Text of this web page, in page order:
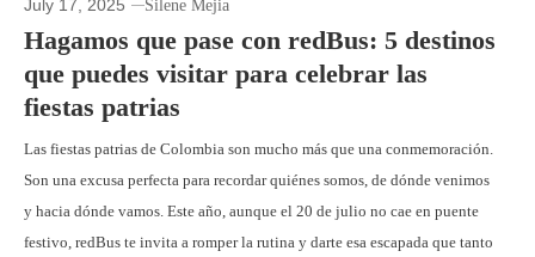
July 17, 2025 Silene Mejia
Hagamos que pase con redBus: 5 destinos
que puedes visitar para celebrar las
fiestas patrias
Las fiestas patrias de Colombia son mucho más que una conmemoración.
Son una excusa perfecta para recordar quiénes somos, de dónde venimos
y hacia dónde vamos. Este año, aunque el 20 de julio no cae en puente
festivo, redBus te invita a romper la rutina y darte esa escapada que tanto